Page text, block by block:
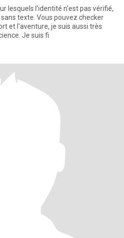
lesquels l'identité n'est pas vérifié,
texte. Vous pouvez checker
Je suis fi